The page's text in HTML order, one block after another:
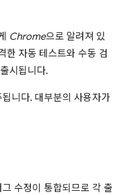
Chrome으로 알려져 있
한 자동 테스트와 수동 검
시됩니다.
니다. 대부분의 사용자가
수정이 통합되므로 각 출